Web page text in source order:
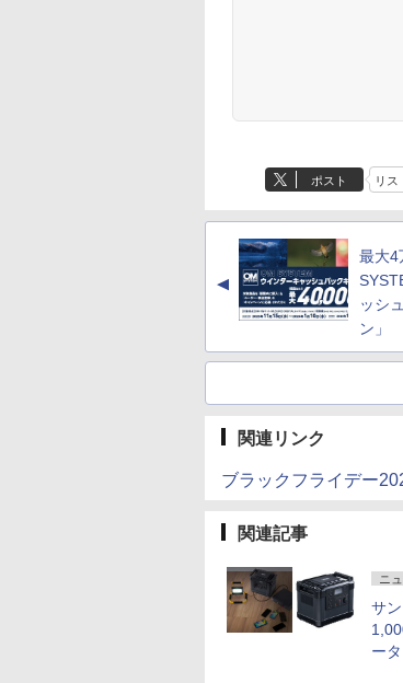
ポスト リス
▲
最大4
ッシ
ン」
関連リンク
ブラックフライデー
関連記事
ニ
サ
ー